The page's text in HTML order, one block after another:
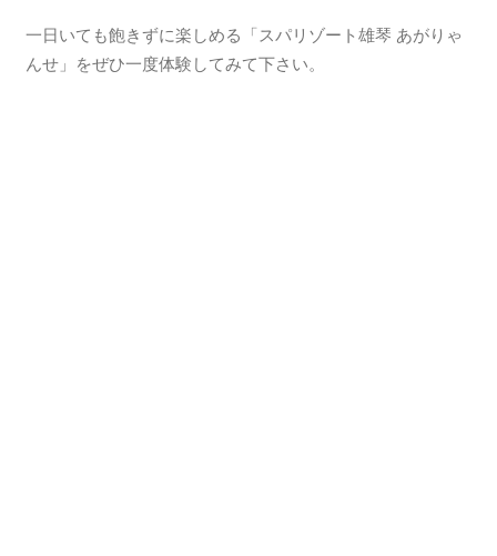
一日いても飽きずに楽しめる「スパリゾート雄琴 あがりゃ
んせ」をぜひ一度体験してみて下さい。